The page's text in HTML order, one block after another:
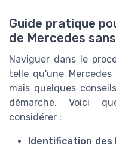
Guide pratique
de Mercedes
Naviguer dans le
telle qu'une
mais quelques
démarche. Voici
considérer :
Identification des